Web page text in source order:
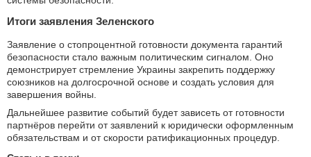
Итоги заявления Зеленского
Заявление о стопроцентной готовности документа гарантий
безопасности стало важным политическим сигналом. Оно
демонстрирует стремление Украины закрепить поддержку
союзников на долгосрочной основе и создать условия для
завершения войны.
Дальнейшее развитие событий будет зависеть от готовности
партнёров перейти от заявлений к юридически оформленным
обязательствам и от скорости ратификационных процедур.